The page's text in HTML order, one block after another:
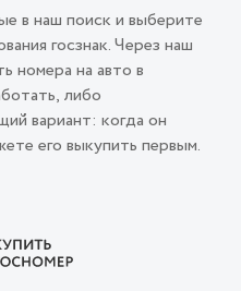
в наш поиск и выберите
госзнак. Через наш
номера на авто в
либо
вариант: когда он
его выкупить первым.